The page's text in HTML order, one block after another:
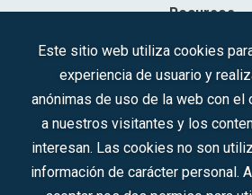
Recursos
Contacto
Sociedad Mercantil Estatal para la
C.I.F.: A-81/
Este sitio web utiliza cookies
experiencia de usuario y
anónimas de uso de la web con el
a nuestros visitantes y los
interesan. Las cookies no son
información de carácter personal.